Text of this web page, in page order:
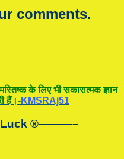
comments.
के लिए भी सकारात्मक ज्ञान
हैं।-KMSRAj51
®———–